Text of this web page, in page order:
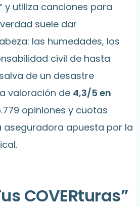
y utiliza canciones para
suele dar
las humedades, los
civil de hasta
de un desastre
valoración de 4,3/5 en
opiniones y cuotas
aseguradora apuesta por la
COVERturas”